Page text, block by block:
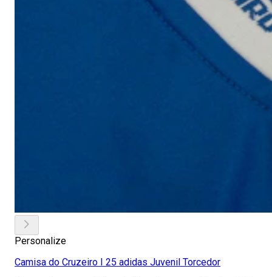
Personalize
Camisa do Cruzeiro I 25 adidas Juvenil Torcedor